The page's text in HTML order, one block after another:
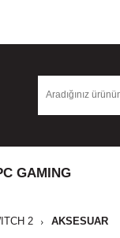
GAMING
2 AKSESUAR